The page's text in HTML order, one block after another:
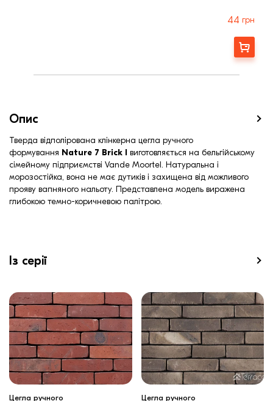
70
200
Коричневый
44 грн
Замовити
Опис
Тверда відполірована клінкерна цегла ручного
формування Nature 7 Brick I виготовляється на бельгійському
сімейному підприємстві Vande Moortel. Натуральна і
морозостійка, вона не має дутиків і захищена від можливого
прояву вапняного нальоту. Представлена модель виражена
глибокою темно-коричневою палітрою.
Із серії
Цегла ручного Цегла ручного